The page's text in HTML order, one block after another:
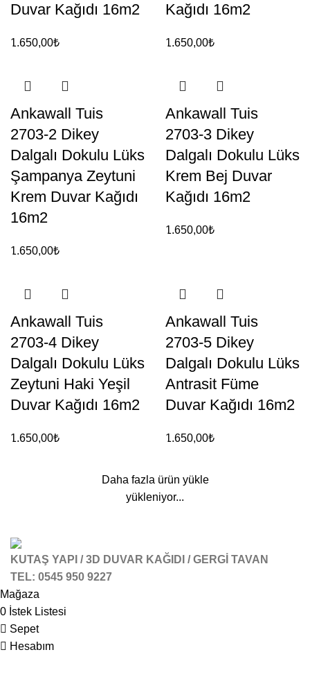
Duvar Kağıdı 16m2
1.650,00₺
Kağıdı 16m2
1.650,00₺
Ankawall Tuis
2703-2 Dikey
Dalgalı Dokulu Lüks
Şampanya Zeytuni
Krem Duvar Kağıdı
16m2
1.650,00₺
Ankawall Tuis
2703-3 Dikey
Dalgalı Dokulu Lüks
Krem Bej Duvar
Kağıdı 16m2
1.650,00₺
Ankawall Tuis
2703-4 Dikey
Dalgalı Dokulu Lüks
Zeytuni Haki Yeşil
Duvar Kağıdı 16m2
1.650,00₺
Ankawall Tuis
2703-5 Dikey
Dalgalı Dokulu Lüks
Antrasit Füme
Duvar Kağıdı 16m2
1.650,00₺
Daha fazla ürün yükle
yükleniyor...
KUTAŞ YAPI / 3D DUVAR KAĞIDI / GERGİ TAVAN
TEL: 0545 950 9227
Mağaza
0 İstek Listesi
Sepet
Hesabım